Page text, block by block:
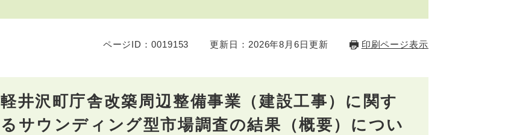
ページID：0019153 更新日：2026年8月6日更新 印刷ページ表示
軽井沢町庁舎改築周辺整備事業（建設工事）に関す
るサウンディング型市場調査の結果（概要）につい